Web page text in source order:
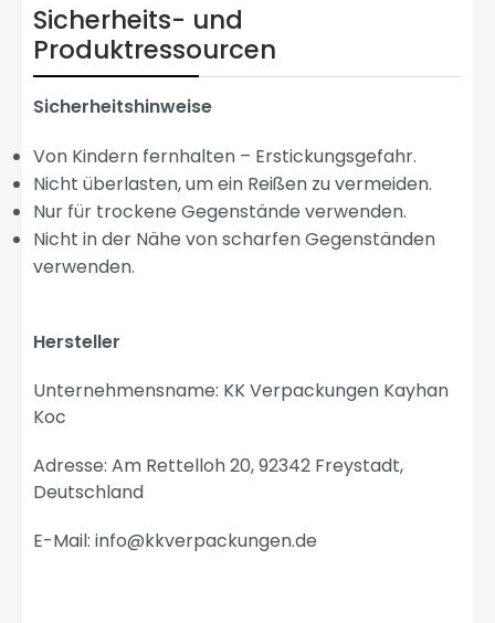
Sicherheits- und
Produktressourcen
Sicherheitshinweise
Von Kindern fernhalten – Erstickungsgefahr.
Nicht überlasten, um ein Reißen zu vermeiden.
Nur für trockene Gegenstände verwenden.
Nicht in der Nähe von scharfen Gegenständen
verwenden.
Hersteller
Unternehmensname: KK Verpackungen Kayhan
Koc
Adresse: Am Rettelloh 20, 92342 Freystadt,
Deutschland
E-Mail: info@kkverpackungen.de